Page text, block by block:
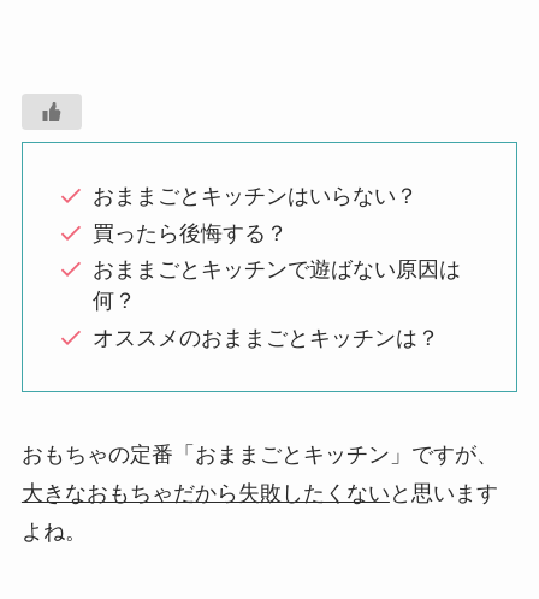
おままごとキッチンはいらない？
買ったら後悔する？
おままごとキッチンで遊ばない原因は
何？
オススメのおままごとキッチンは？
おもちゃの定番「おままごとキッチン」ですが、
大きなおもちゃだから失敗したくない と思います
よね。